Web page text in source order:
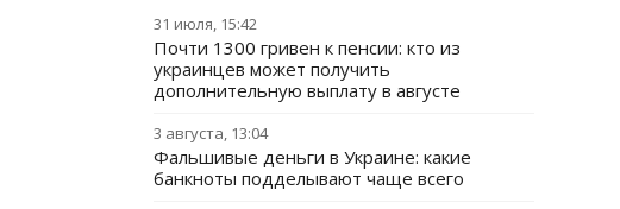
31 июля, 15:42
Почти 1300 гривен к пенсии: кто из
украинцев может получить
дополнительную выплату в августе
3 августа, 13:04
Фальшивые деньги в Украине: какие
банкноты подделывают чаще всего